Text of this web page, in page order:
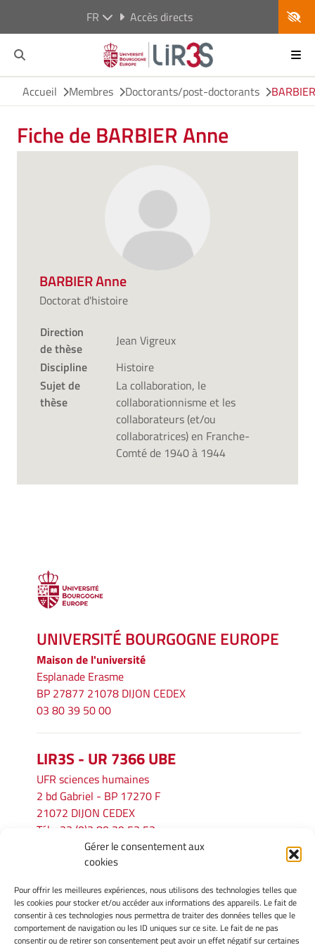
Gérer le consentement aux
cookies
Pour offrir les meilleures expériences, nous utilisons des technologies telles que
les cookies pour stocker et/ou accéder aux informations des appareils. Le fait de
consentir à ces technologies nous permettra de traiter des données telles que le
comportement de navigation ou les ID uniques sur ce site. Le fait de ne pas
consentir ou de retirer son consentement peut avoir un effet négatif sur certaines
FR Accès directs
Accueil Membres Doctorants/post-doctorants
Fiche de BARBIER Anne
BARBIER Anne
Doctorat d'histoire
Direction
de thèse
Jean Vigreux
Discipline
Histoire
Sujet de
thèse
La collaboration, le
collaborationnisme et les
collaborateurs (et/ou
collaboratrices) en Franche-
Comté de 1940 à 1944
UNIVERSITÉ BOURGOGNE EUROPE
Maison de l'université
Esplanade Erasme
BP 27877 21078 DIJON CEDEX
03 80 39 50 00
LIR3S - UR 7366 UBE
UFR sciences humaines
2 bd Gabriel - BP 17270 F
21072 DIJON CEDEX
Tél. : 33 (0)3 80 39 53 52
lir3s@u-bourgogne.fr
INFORMATIONS LÉGALES
Mentions légales
Gérer mes cookies